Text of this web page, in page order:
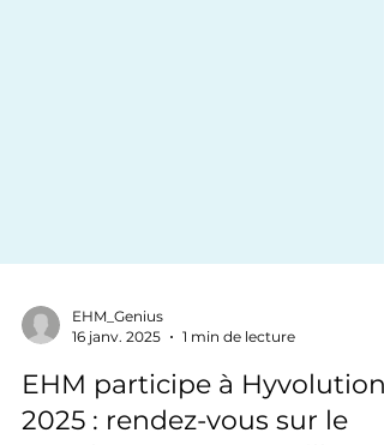
16 janv. 2025
1 min de lecture
EHM participe à Hyvolution